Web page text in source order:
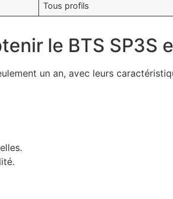
Tous profils
le BTS SP3S
un an, avec leurs